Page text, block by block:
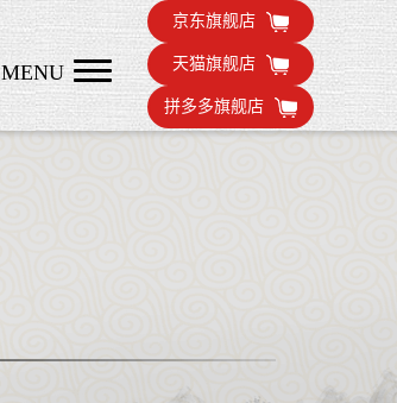
京东旗舰店
天猫旗舰店
拼多多旗舰店
MENU